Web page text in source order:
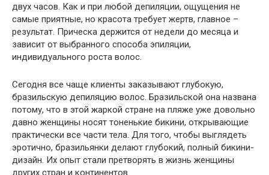
двух часов. Как и при любой депиляции, ощущения не
самые приятные, но красота требует жертв, главное –
результат. Прическа держится от недели до месяца и
зависит от выбранного способа эпиляции,
индивидуального роста волос.
Сегодня все чаще клиенты заказывают глубокую,
бразильскую депиляцию волос. Бразильской она названа
потому, что в этой жаркой стране на пляже уже довольно
давно женщины носят тоненькие бикини, открывающие
практически все части тела. Для того, чтобы выглядеть
эротично, бразильянки делают глубокий, полный бикини-
дизайн. Их опыт стали претворять в жизнь женщины
других стран и континентов.